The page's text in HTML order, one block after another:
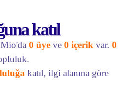
katıl
0 üye ve 0 içerik var. 0
katıl, ilgi alanına göre